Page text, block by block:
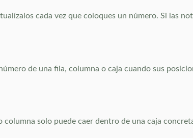
cada vez que coloques un número. Si las
de una fila, columna o caja cuando sus
solo puede caer dentro de una caja